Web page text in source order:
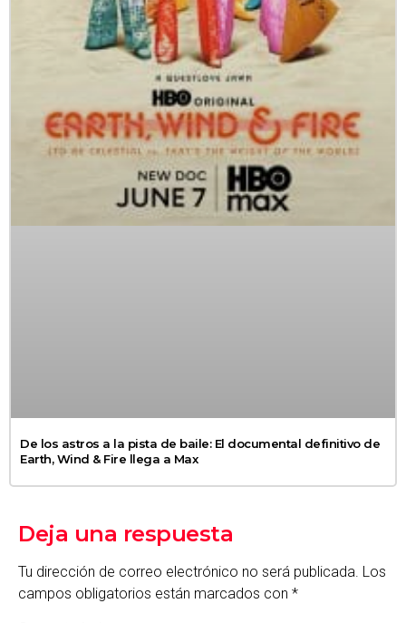
De los astros a la pista de baile: El documental definitivo de
Earth, Wind & Fire llega a Max
Deja una respuesta
Tu dirección de correo electrónico no será publicada. Los
campos obligatorios están marcados con *